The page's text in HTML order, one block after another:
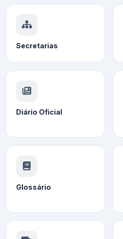
Secretarias
Diário Oficial
Glossário